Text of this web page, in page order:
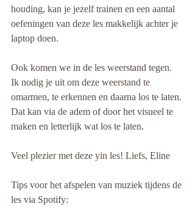
houding, kan je jezelf trainen en een aantal
oefeningen van deze les makkelijk achter je
laptop doen.
Ook komen we in de les weerstand tegen.
Ik nodig je uit om deze weerstand te
omarmen, te erkennen en daarna los te laten.
Dat kan via de adem of door het visueel te
maken en letterlijk wat los te laten.
Veel plezier met deze yin les! Liefs, Eline
Tips voor het afspelen van muziek tijdens de
les via Spotify: